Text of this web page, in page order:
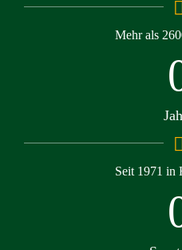
Mehr als
Seit 1971 in